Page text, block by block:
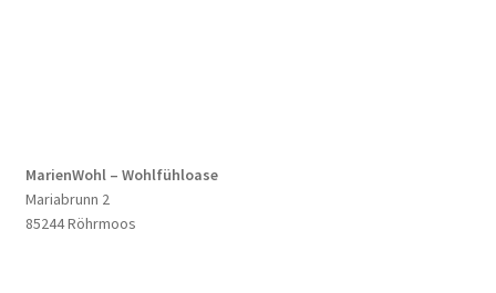
MarienWohl – Wohlfühloase
Mariabrunn 2
85244 Röhrmoos